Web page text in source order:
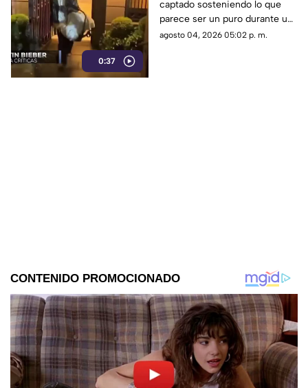
0:37
bebé
captado sosteniendo lo que
parece ser un puro durante un
paseo familiar en yate,
agosto 04, 2026 05:02 p. m.